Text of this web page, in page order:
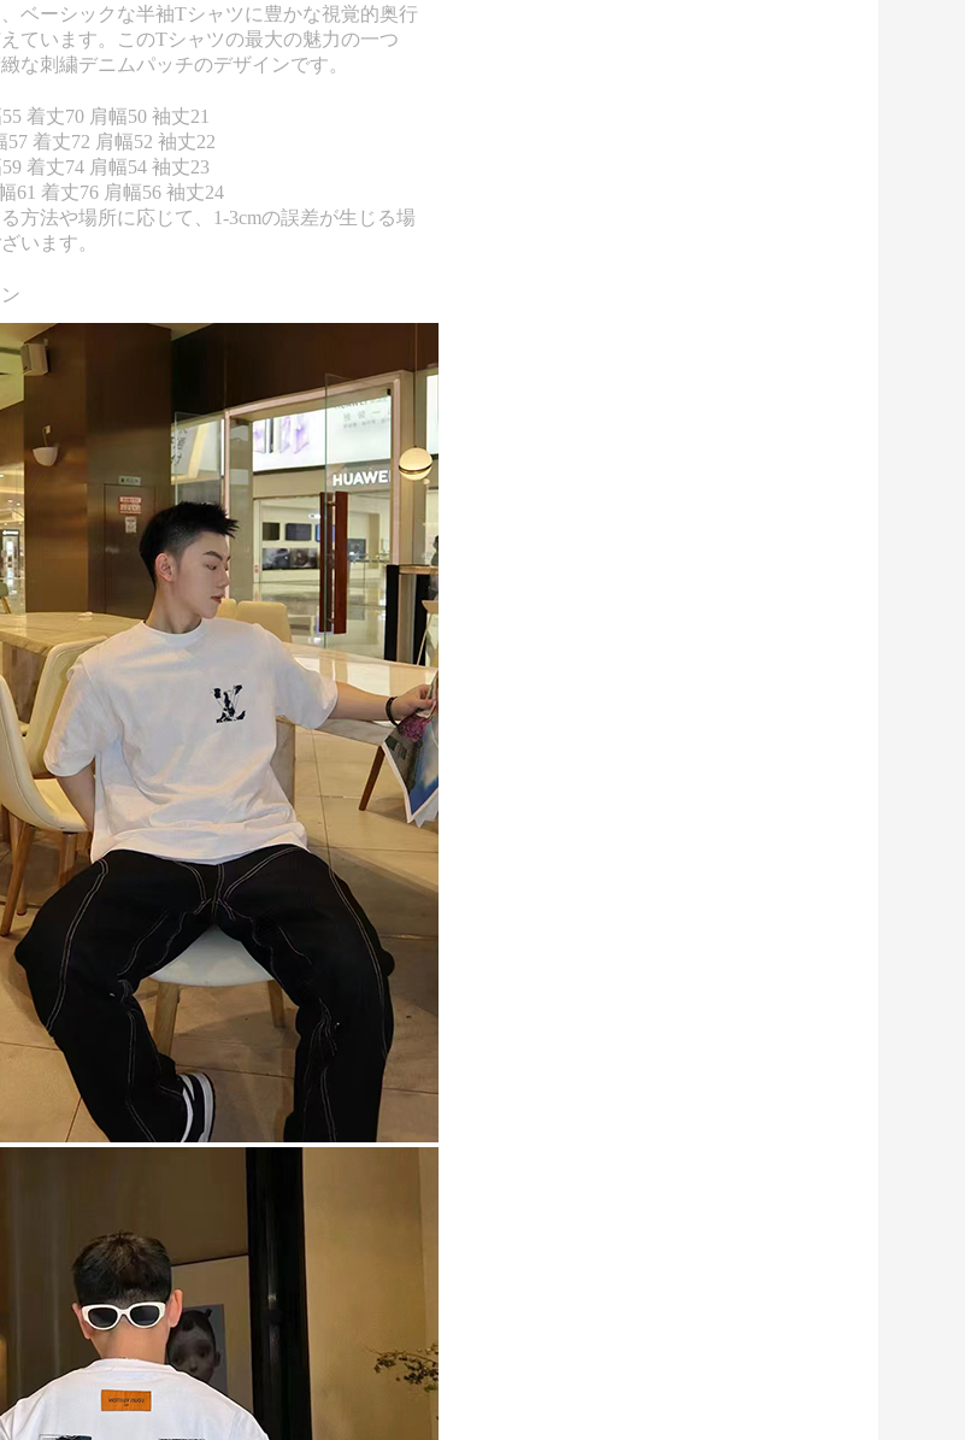
ベーシックな半袖Tシャツに豊かな視覚的奥行
ています。このTシャツの最大の魅力の一つ
な刺繍デニムパッチのデザインです。
着丈70 肩幅50 袖丈21
57 着丈72 肩幅52 袖丈22
着丈74 肩幅54 袖丈23
61 着丈76 肩幅56 袖丈24
方法や場所に応じて、1-3cmの誤差が生じる場
います。